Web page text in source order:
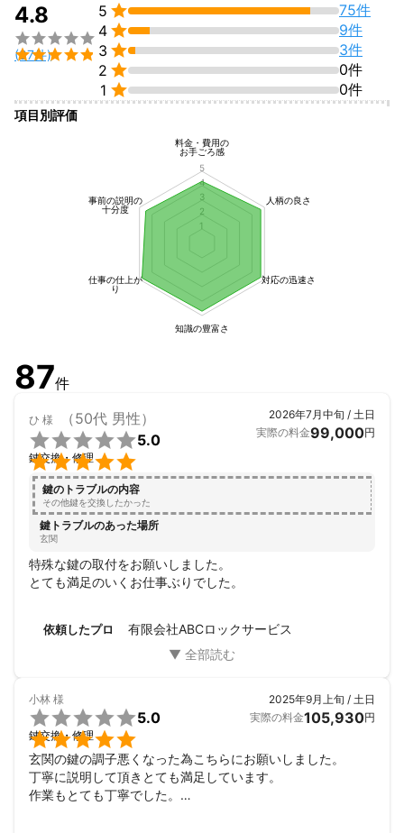
4.8


(87件)
5 
75件
4 
9件
3 
3件
2 
0件
1  0件
項目別評価
料金・費用の
お手ごろ感
人柄の良さ
対応の迅速さ
知識の豊富さ
仕事の仕上が
り
事前の説明の
十分度
1
2
3
4
5
87件
ひ 様 （50代 男性）


5.0
鍵交換・修理
2026年7月中旬 / 土日
実際の料金99,000円
鍵のトラブルの内容
その他鍵を交換したかった
鍵トラブルのあった場所
玄関
特殊な鍵の取付をお願いしました。
とても満足のいくお仕事ぶりでした。
依頼したプロ 有限会社ABCロックサービス
小林 様


5.0
鍵交換・修理
2025年9月上旬 / 土日
実際の料金105,930円
玄関の鍵の調子悪くなった為こちらにお願いしました。
丁寧に説明して頂きとても満足しています。
作業もとても丁寧でした。